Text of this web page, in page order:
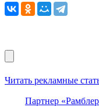
Читать рекламные
Партнер